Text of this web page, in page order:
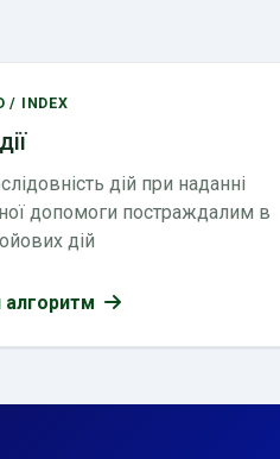
/ INDEX
дій при наданні
допомоги постраждалим в
дій
алгоритм